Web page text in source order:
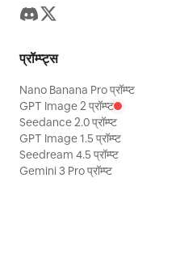
प्रॉम्प्ट्स
Nano Banana Pro प्रॉम्प्ट
GPT Image 2 प्रॉम्प्ट
Seedance 2.0 प्रॉम्प्ट
GPT Image 1.5 प्रॉम्प्ट
Seedream 4.5 प्रॉम्प्ट
Gemini 3 Pro प्रॉम्प्ट